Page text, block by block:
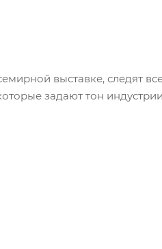
выставке, следят
задают тон